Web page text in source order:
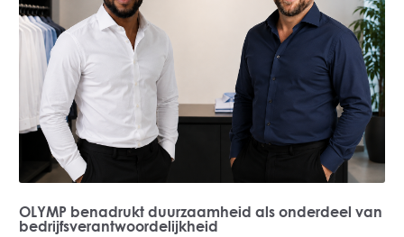
OLYMP benadrukt duurzaamheid als onderdeel van
bedrijfsverantwoordelijkheid